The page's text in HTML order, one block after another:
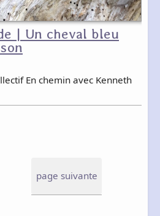
| Un cheval bleu
En chemin avec Kenneth
page suivante